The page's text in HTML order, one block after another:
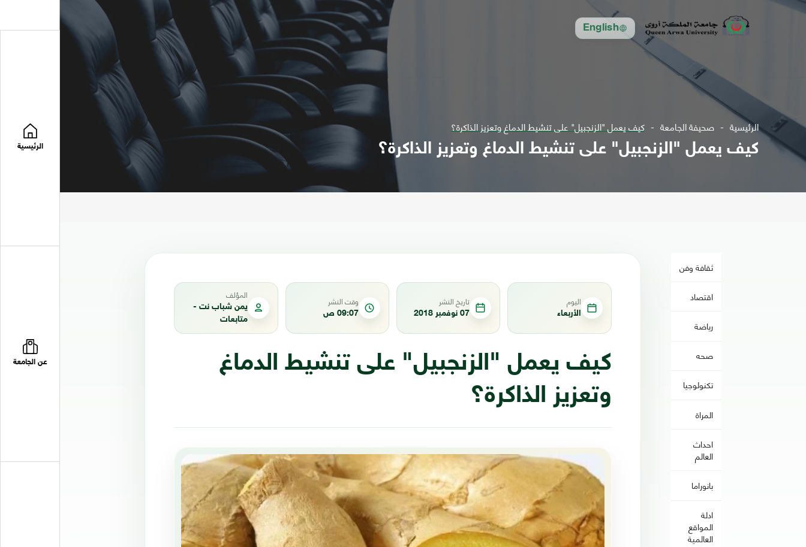
English
الرئيسية
عن الجامعة
الرئيسية صحيفة الجامعة كيف يعمل "الزنجبيل" على تنشيط الدماغ وتعزيز الذاكرة؟
كيف يعمل "الزنجبيل" على تنشيط الدماغ وتعزيز الذاكرة؟
ثقافة وفن
اقتصاد
رياضة
صحه
تكنولوجيا
المراة
احداث
العالم
بانوراما
ادلة
المواقع
العالمية
اليوم
الأربعاء
تاريخ النشر
07 نوفمبر 2018
وقت النشر
09:07 ص
المؤلف
يمن شباب نت -
متابعات
كيف يعمل "الزنجبيل" على تنشيط الدماغ
وتعزيز الذاكرة؟